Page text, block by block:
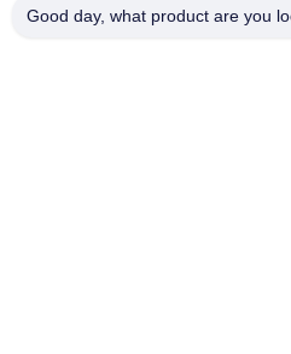
No. 1, ruelle 1199, route
Good day, what product are you